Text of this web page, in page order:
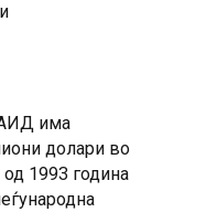
и
има
долари во
1993 година